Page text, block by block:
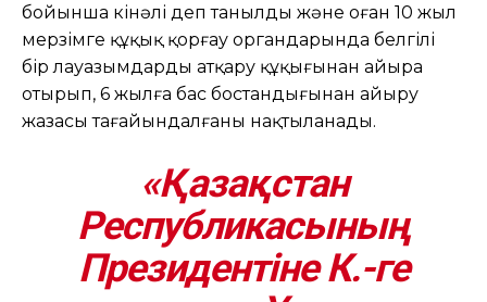
бойынша кінәлі деп танылды және оған 10 жыл
мерзімге құқық қорғау органдарында белгілі
бір лауазымдарды атқару құқығынан айыра
отырып, 6 жылға бас бостандығынан айыру
жазасы тағайындалғаны нақтыланады.
«Қазақстан
Республикасының
Президентіне К.-ге